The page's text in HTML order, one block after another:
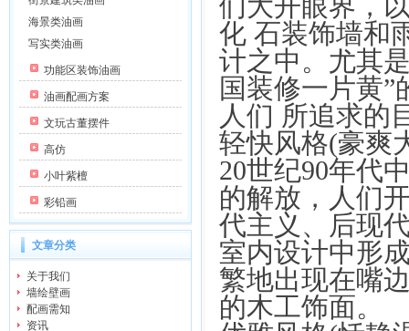
海景类油画
写实类油画
功能区装饰油画
油画配画方案
文玩古董摆件
高仿
小叶紫檀
彩铅画
文章分类
关于我们
墙绘壁画
配画需知
资讯
化 石装饰墙和
计之中。尤其
国装修一片黄
人们 所追求的
轻快风格(豪爽
20世纪90年代
的解放，人们
代主义、后现
室内设计中形
繁地出现在嘴
的木工饰面